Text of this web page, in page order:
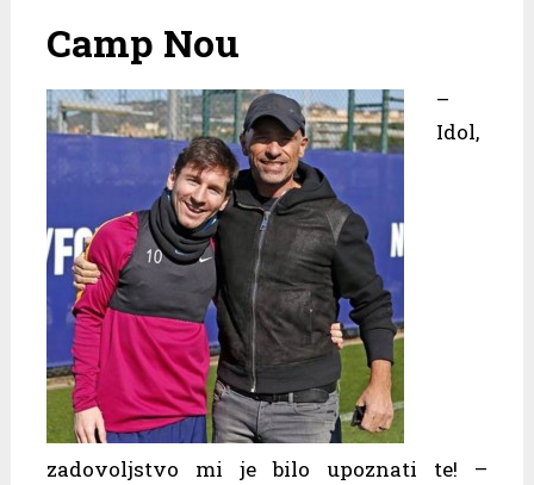
Camp Nou
–
Idol,
zadovoljstvo mi je bilo upoznati te! –